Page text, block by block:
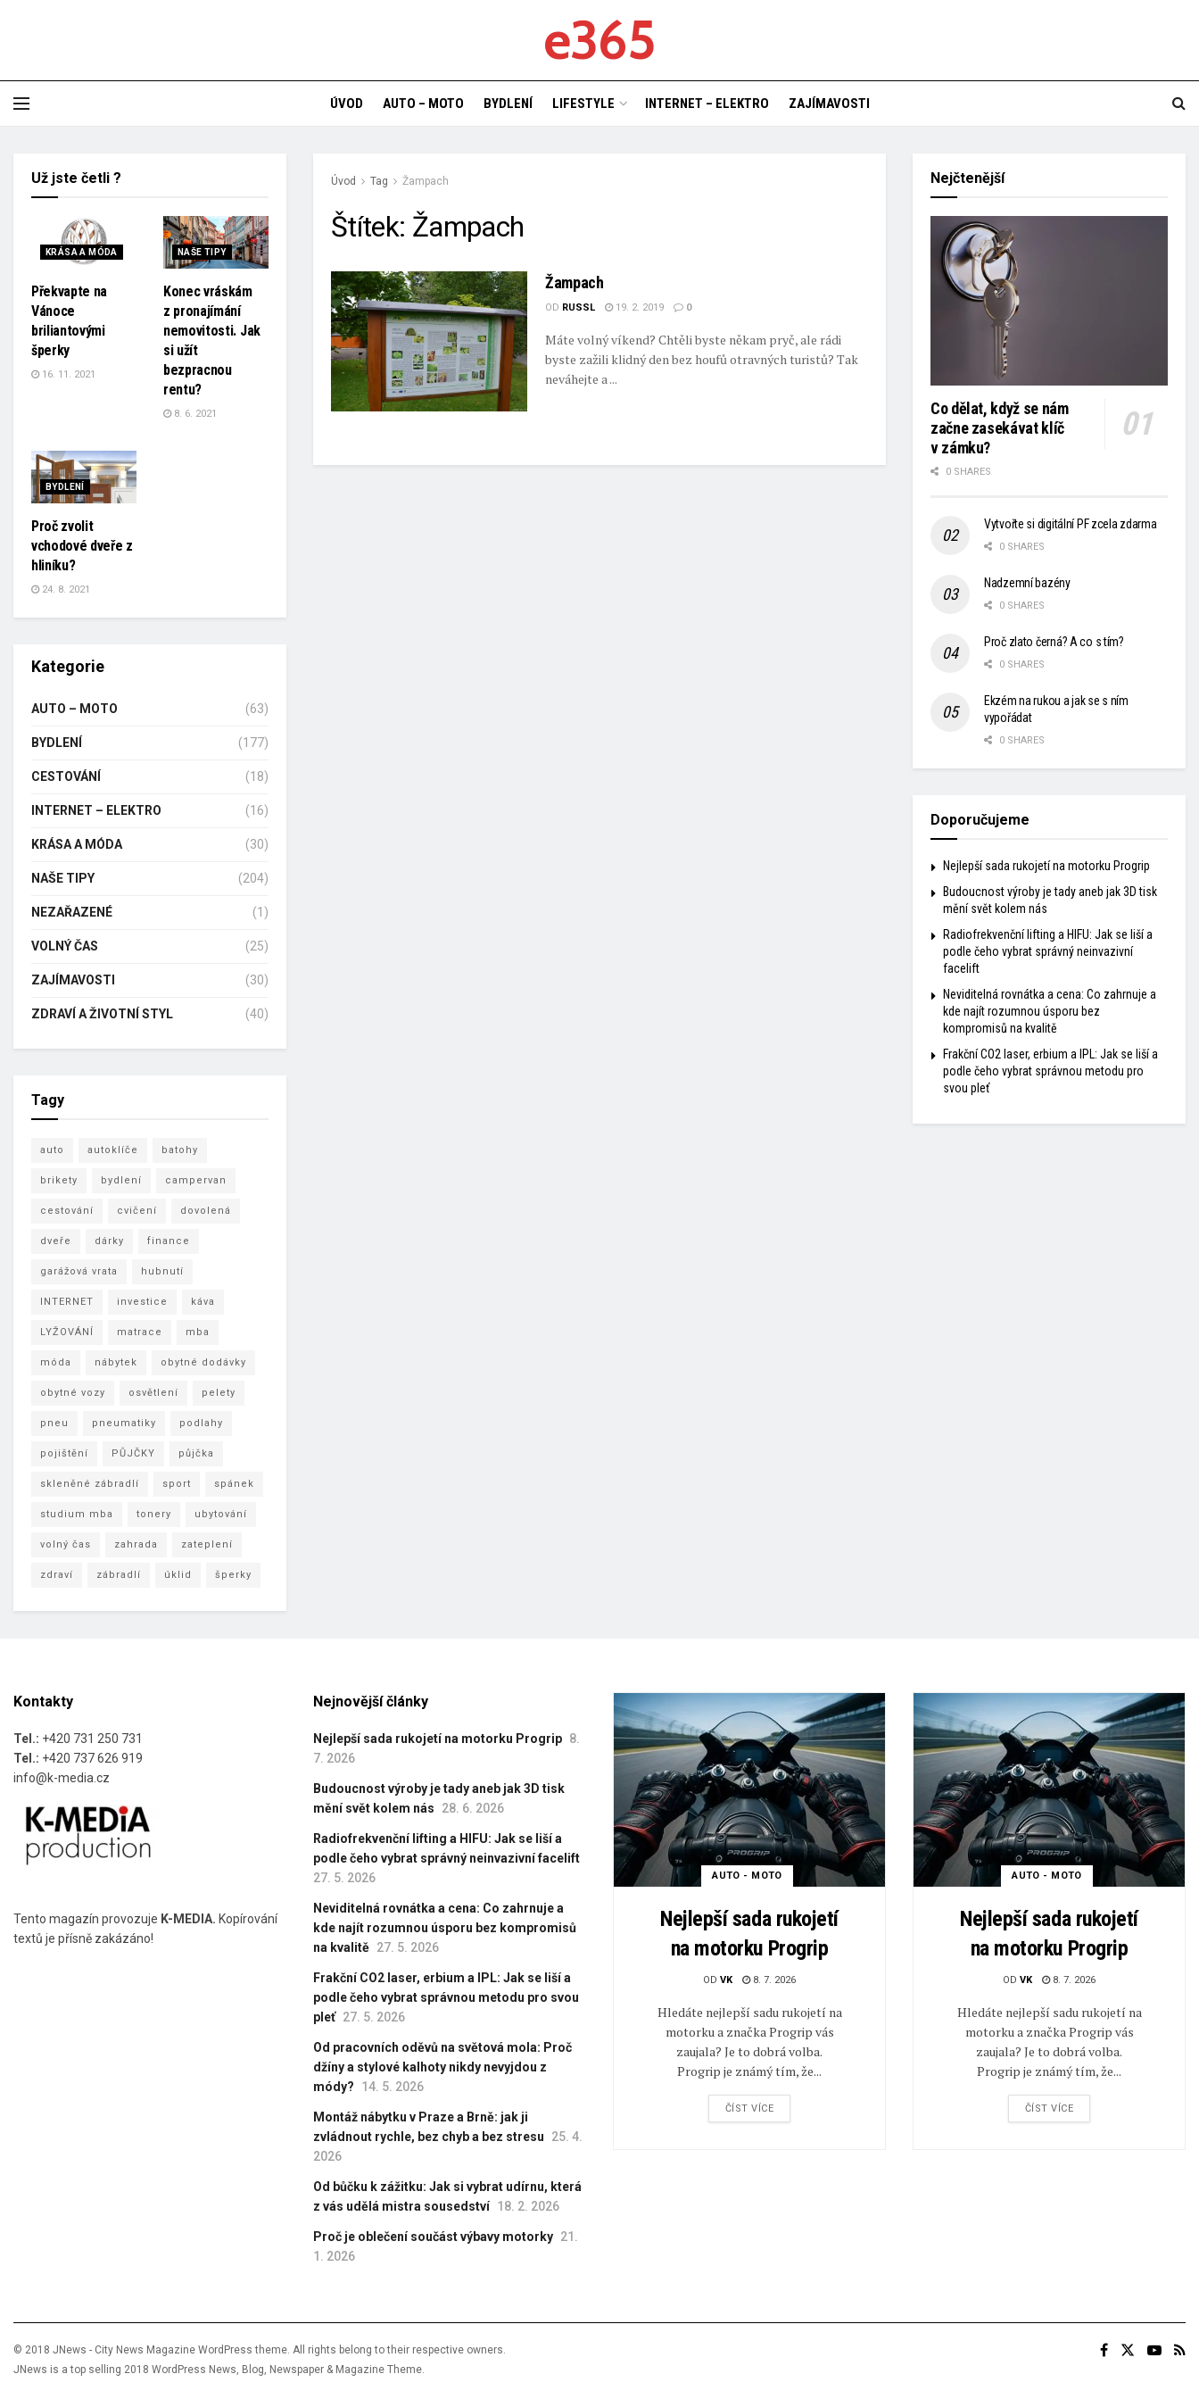
e365
ÚVOD AUTO – MOTO BYDLENÍ LIFESTYLE INTERNET – ELEKTRO ZAJÍMAVOSTI
Úvod Tag Žampach
Štítek: Žampach
Žampach
OD RUSSL 19. 2. 2019 0
Máte volný víkend? Chtěli byste někam pryč, ale rádi
byste zažili klidný den bez houfů otravných turistů? Tak
neváhejte a ...
Už jste četli ?
KRÁSA A MÓDA
Překvapte na
Vánoce
briliantovými
šperky
16. 11. 2021
NAŠE TIPY
Konec vráskám
z pronajímání
nemovitosti. Jak
si užít
bezpracnou
rentu?
8. 6. 2021
BYDLENÍ
Proč zvolit
vchodové dveře z
hliníku?
24. 8. 2021
Kategorie
AUTO – MOTO (63)
BYDLENÍ (177)
CESTOVÁNÍ (18)
INTERNET – ELEKTRO (16)
KRÁSA A MÓDA (30)
NAŠE TIPY (204)
NEZAŘAZENÉ (1)
VOLNÝ ČAS (25)
ZAJÍMAVOSTI (30)
ZDRAVÍ A ŽIVOTNÍ STYL (40)
Tagy
auto autoklíče batohy
brikety bydlení campervan
cestování cvičení dovolená
dveře dárky finance
garážová vrata hubnutí
INTERNET investice káva
LYŽOVÁNÍ matrace mba
móda nábytek obytné dodávky
obytné vozy osvětlení pelety
pneu pneumatiky podlahy
pojištění PŮJČKY půjčka
skleněné zábradlí sport spánek
studium mba tonery ubytování
volný čas zahrada zateplení
zdraví zábradlí úklid šperky
Nejčtenější
Co dělat, když se nám
začne zasekávat klíč
v zámku?
0 SHARES
Vytvořte si digitální PF zcela zdarma
0 SHARES
Nadzemní bazény
0 SHARES
Proč zlato černá? A co s tím?
0 SHARES
Ekzém na rukou a jak se s ním
vypořádat
0 SHARES
Doporučujeme
Nejlepší sada rukojetí na motorku Progrip
Budoucnost výroby je tady aneb jak 3D tisk
mění svět kolem nás
Radiofrekvenční lifting a HIFU: Jak se liší a
podle čeho vybrat správný neinvazivní
facelift
Neviditelná rovnátka a cena: Co zahrnuje a
kde najít rozumnou úsporu bez
kompromisů na kvalitě
Frakční CO2 laser, erbium a IPL: Jak se liší a
podle čeho vybrat správnou metodu pro
svou pleť
Kontakty
Tel.: +420 731 250 731
Tel.: +420 737 626 919
info@k-media.cz
Tento magazín provozuje K-MEDIA. Kopírování
textů je přísně zakázáno!
Nejnovější články
Nejlepší sada rukojetí na motorku Progrip 8.
7. 2026
Budoucnost výroby je tady aneb jak 3D tisk
mění svět kolem nás
28. 6. 2026
Radiofrekvenční lifting a HIFU: Jak se liší a
podle čeho vybrat správný neinvazivní facelift
27. 5. 2026
Neviditelná rovnátka a cena: Co zahrnuje a
kde najít rozumnou úsporu bez kompromisů
na kvalitě 27. 5. 2026
Frakční CO2 laser, erbium a IPL: Jak se liší a
podle čeho vybrat správnou metodu pro svou
pleť 27. 5. 2026
Od pracovních oděvů na světová mola: Proč
džíny a stylové kalhoty nikdy nevyjdou z
módy?
14. 5. 2026
Montáž nábytku v Praze a Brně: jak ji
zvládnout rychle, bez chyb a bez stresu
25. 4.
2026
Od bůčku k zážitku: Jak si vybrat udírnu, která
z vás udělá mistra sousedství 18. 2. 2026
Proč je oblečení součást výbavy motorky 21.
1. 2026
AUTO - MOTO
Nejlepší sada rukojetí
na motorku Progrip
OD VK 8. 7. 2026
Hledáte nejlepší sadu rukojetí na
motorku a značka Progrip vás
zaujala? Je to dobrá volba.
Progrip je známý tím, že...
ČÍST VÍCE
AUTO - MOTO
Nejlepší sada rukojetí
na motorku Progrip
OD VK 8. 7. 2026
Hledáte nejlepší sadu rukojetí na
motorku a značka Progrip vás
zaujala? Je to dobrá volba.
Progrip je známý tím, že...
ČÍST VÍCE
© 2018 JNews - City News Magazine WordPress theme. All rights belong to their respective owners.
JNews is a top selling 2018 WordPress News, Blog, Newspaper & Magazine Theme.